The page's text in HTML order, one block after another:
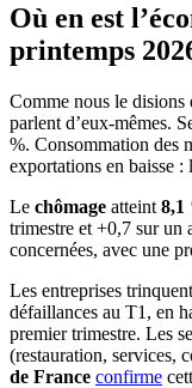
Où en est
printemps
Comme nous le
parlent d’eux-mêmes.
%. Consommation des
exportations en baisse :
Le chômage atteint 8,1
trimestre et +0,7 sur un
concernées, avec une
Les entreprises
défaillances au T1, en
premier trimestre. Les
(restauration, services,
de France confirme